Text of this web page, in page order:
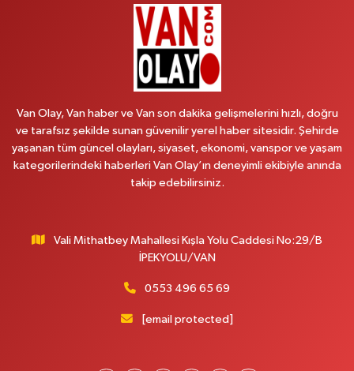
Van Olay, Van haber ve Van son dakika gelişmelerini hızlı, doğru
ve tarafsız şekilde sunan güvenilir yerel haber sitesidir. Şehirde
yaşanan tüm güncel olayları, siyaset, ekonomi, vanspor ve yaşam
kategorilerindeki haberleri Van Olay’ın deneyimli ekibiyle anında
takip edebilirsiniz.
Vali Mithatbey Mahallesi Kışla Yolu Caddesi No:29/B
İPEKYOLU/VAN
0553 496 65 69
[email protected]